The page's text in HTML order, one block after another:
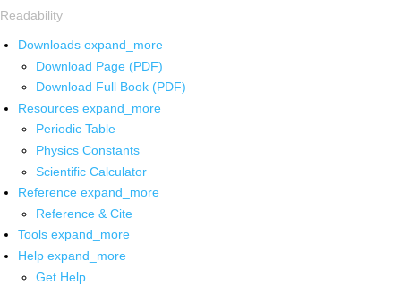
Readability
Downloads expand_more
Download Page (PDF)
Download Full Book (PDF)
Resources expand_more
Periodic Table
Physics Constants
Scientific Calculator
Reference expand_more
Reference & Cite
Tools expand_more
Help expand_more
Get Help